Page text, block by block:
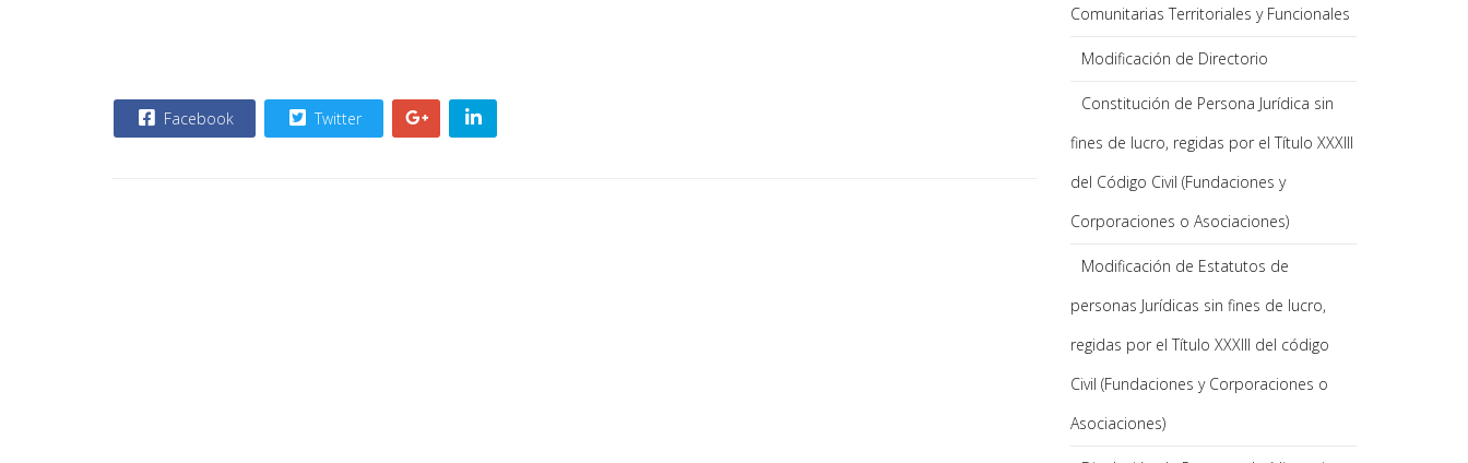
Facebook Twitter
Comunitarias Territoriales y Funcionales
Modificación de Directorio
Constitución de Persona Jurídica sin
fines de lucro, regidas por el Título XXXIII
del Código Civil (Fundaciones y
Corporaciones o Asociaciones)
Modificación de Estatutos de
personas Jurídicas sin fines de lucro,
regidas por el Título XXXIII del código
Civil (Fundaciones y Corporaciones o
Asociaciones)